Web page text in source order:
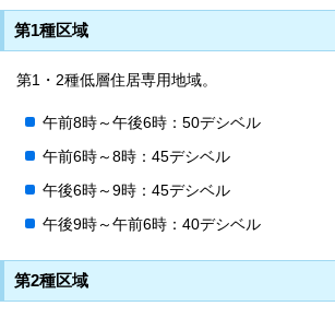
第1種区域
第1・2種低層住居専用地域。
午前8時～午後6時：50デシベル
午前6時～8時：45デシベル
午後6時～9時：45デシベル
午後9時～午前6時：40デシベル
第2種区域